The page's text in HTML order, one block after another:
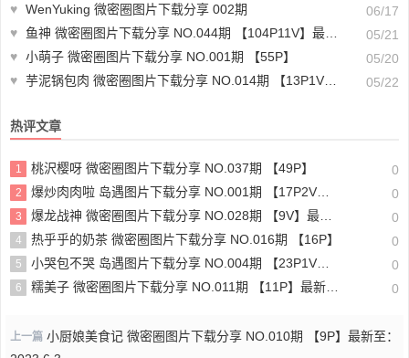
♥ WenYuking 微密圈图片下载分享 002期
06/17
♥
鱼神 微密圈图片下载分享 NO.044期 【104P11V】最新至：2023.8.15
05/21
♥ 小萌子 微密圈图片下载分享 NO.001期 【55P】
05/20
♥ 芋泥锅包肉 微密圈图片下载分享 NO.014期 【13P1V】最新至：2023.9.20 05/22
热评文章
1 桃沢樱呀 微密圈图片下载分享 NO.037期 【49P】 0
2 爆炒肉肉啦 岛遇图片下载分享 NO.001期 【17P2V】最新至：2025.6.16 0
3 爆龙战神 微密圈图片下载分享 NO.028期 【9V】最新至：2023.11.22 0
4 热乎乎的奶茶 微密圈图片下载分享 NO.016期 【16P】 0
5 小哭包不哭 岛遇图片下载分享 NO.004期 【23P1V】最新至：2025.6.22 0
6 糯美子 微密圈图片下载分享 NO.011期 【11P】最新至：2023.11.24 0
上一篇 小厨娘美食记 微密圈图片下载分享 NO.010期 【9P】最新至：